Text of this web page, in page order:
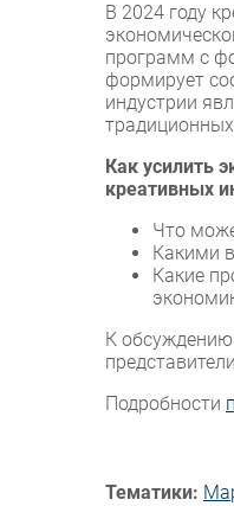
Рынок
В 2024 году
программ с
формирует
индустрии
Как усилить
креативных
Что
Какими
Какие
К обсуждению
Подробности
Тематики: